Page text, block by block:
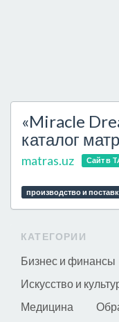
«Miracle
каталог
matras.uz Сайт в
производство и
КАТЕГОРИИ
Бизнес и финансы
Искусство и
Медицина